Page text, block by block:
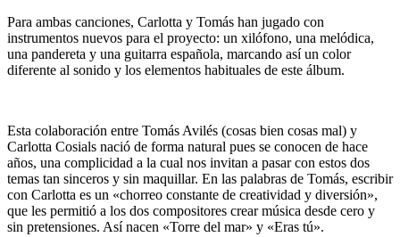
Para ambas canciones, Carlotta y Tomás han jugado con
instrumentos nuevos para el proyecto: un xilófono, una melódica,
una pandereta y una guitarra española, marcando así un color
diferente al sonido y los elementos habituales de este álbum.
Esta colaboración entre Tomás Avilés (cosas bien cosas mal) y
Carlotta Cosials nació de forma natural pues se conocen de hace
años, una complicidad a la cual nos invitan a pasar con estos dos
temas tan sinceros y sin maquillar. En las palabras de Tomás, escribir
con Carlotta es un «chorreo constante de creatividad y diversión»,
que les permitió a los dos compositores crear música desde cero y
sin pretensiones. Así nacen «Torre del mar» y «Eras tú».